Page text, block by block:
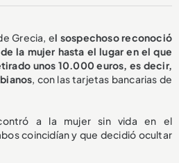
Grecia, el sospechoso reconoció
la mujer hasta el lugar en el que
unos 10.000 euros, es decir,
, con las tarjetas bancarias de
a la mujer sin vida en el
coincidían y que decidió ocultar